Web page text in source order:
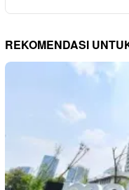
REKOMENDASI